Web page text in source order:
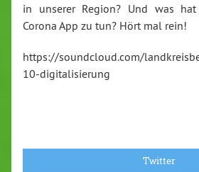
in unserer Region? Und was
Corona App zu tun? Hört mal rein!
https://​soundcloud.​com/​
10-​digitalisierung
Twitter